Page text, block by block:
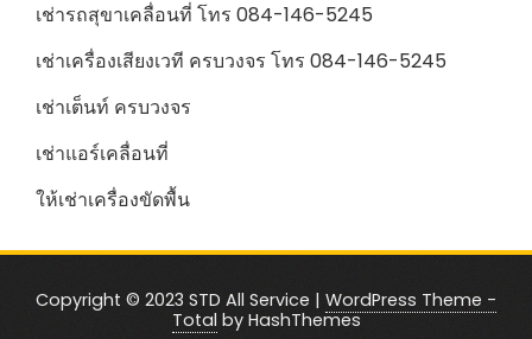
เช่ารถสุขาเคลื่อนที่ โทร 084-146-5245
เช่าเครื่องเสียงเวที ครบวงจร โทร 084-146-5245
เช่าเต็นท์ ครบวงจร
เช่าแอร์เคลื่อนที่
ให้เช่าเครื่องขัดพื้น
Copyright © 2023 STD All Service | WordPress Theme -
Total by HashThemes